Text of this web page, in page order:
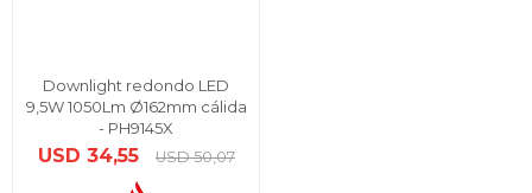
Downlight redondo LED
9,5W 1050Lm Ø162mm cálida
- PH9145X
USD 34,55 USD 50,07